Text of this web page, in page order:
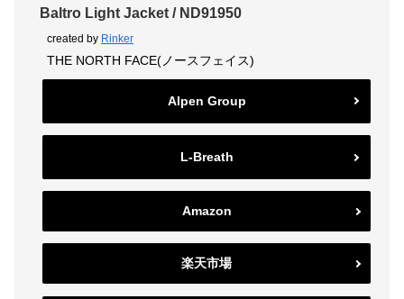
Baltro Light Jacket / ND91950
created by Rinker
THE NORTH FACE(ノースフェイス)
Alpen Group
L-Breath
Amazon
楽天市場